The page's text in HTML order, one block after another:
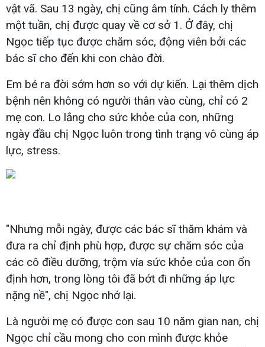
vật vã. Sau 13 ngày, chị cũng âm tính. Cách ly thêm
một tuần, chị được quay về cơ sở 1. Ở đây, chị
Ngọc tiếp tục được chăm sóc, động viên bởi các
bác sĩ cho đến khi con chào đời.
Em bé ra đời sớm hơn so với dự kiến. Lại thêm dịch
bệnh nên không có người thân vào cùng, chỉ có 2
mẹ con. Lo lắng cho sức khỏe của con, những
ngày đầu chị Ngọc luôn trong tình trạng vô cùng áp
lực, stress.
"Nhưng mỗi ngày, được các bác sĩ thăm khám và
đưa ra chỉ định phù hợp, được sự chăm sóc của
các cô điều dưỡng, trộm vía sức khỏe của con ổn
định hơn, trong lòng tôi đã bớt đi những áp lực
nặng nề", chị Ngọc nhớ lại.
Là người mẹ có được con sau 10 năm gian nan, chị
Ngọc chỉ cầu mong cho con mình được khỏe